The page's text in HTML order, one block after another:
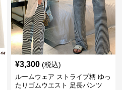
¥3,300 (税込)
ルームウェア ストライプ柄 ゆっ
たりゴムウエスト 足長パンツ